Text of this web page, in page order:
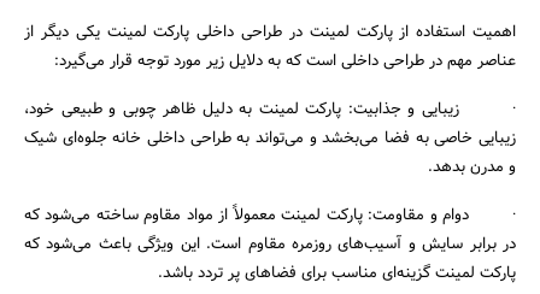
اهمیت استفاده از پارکت لمینت در طراحی داخلی پارکت لمینت یکی دیگر از
عناصر مهم در طراحی داخلی است که به دلایل زیر مورد توجه قرار می‌گیرد:
· زیبایی و جذابیت: پارکت لمینت به دلیل ظاهر چوبی و طبیعی خود،
زیبایی خاصی به فضا می‌بخشد و می‌تواند به طراحی داخلی خانه جلوه‌ای شیک
و مدرن بدهد.
· دوام و مقاومت: پارکت لمینت معمولاً از مواد مقاوم ساخته می‌شود که
در برابر سایش و آسیب‌های روزمره مقاوم است. این ویژگی باعث می‌شود که
پارکت لمینت گزینه‌ای مناسب برای فضاهای پر تردد باشد.